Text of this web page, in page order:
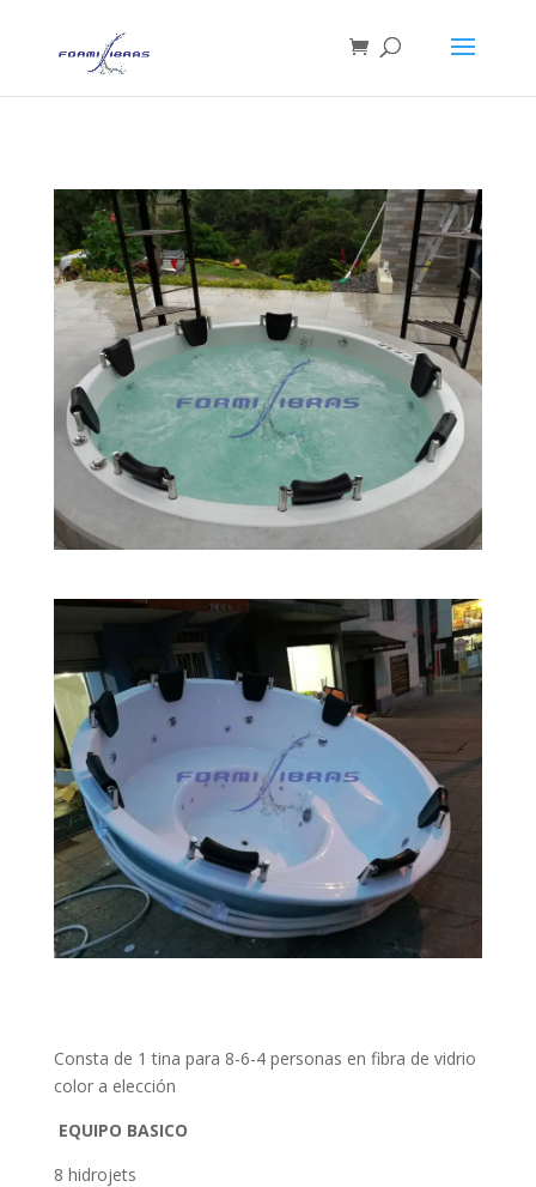
Consta de 1 tina para 8-6-4 personas en fibra de vidrio
color a elección
EQUIPO BASICO
8 hidrojets